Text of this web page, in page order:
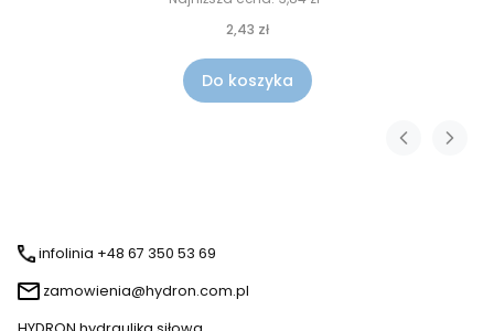
2,43 zł
Do koszyka
infolinia +48 67 350 53 69
zamowienia@hydron.com.pl